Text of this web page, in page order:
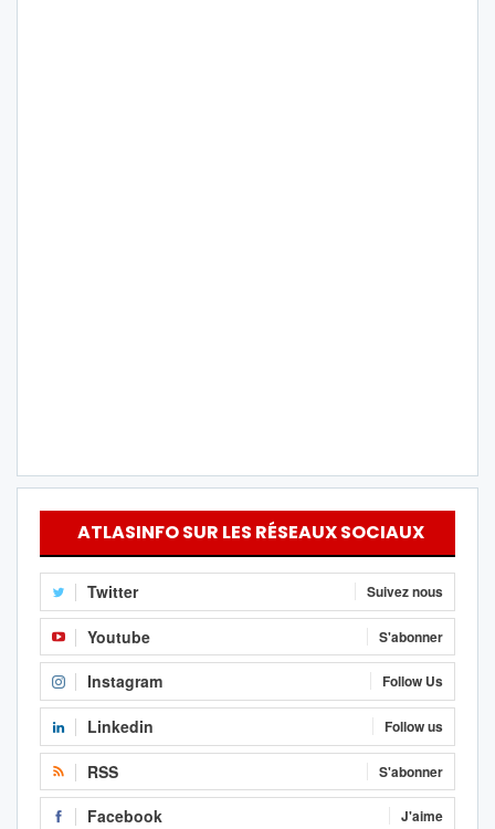
ATLASINFO SUR LES RÉSEAUX SOCIAUX
Twitter Suivez nous
Youtube S'abonner
Instagram Follow Us
Linkedin Follow us
RSS S'abonner
Facebook J'aime